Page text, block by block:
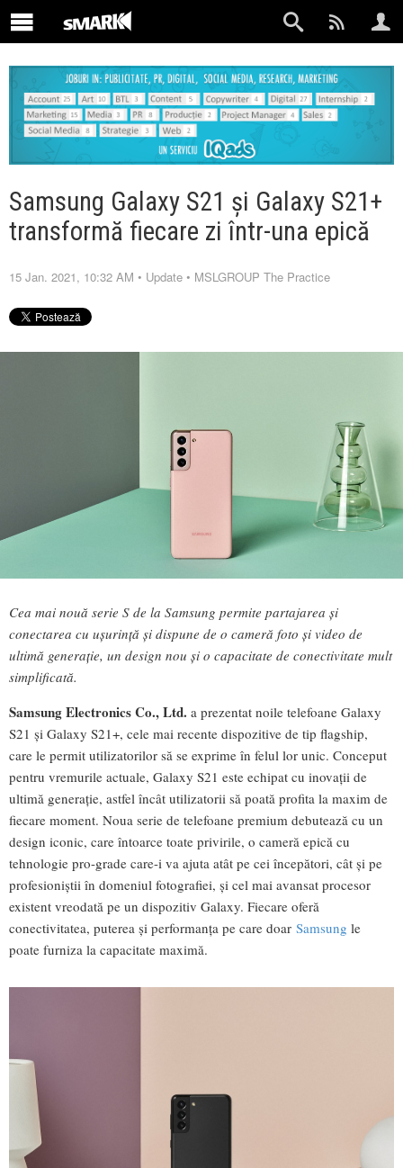
Samsung Galaxy S21 și Galaxy S21+
transformă fiecare zi într-una epică
15 Jan. 2021, 10:32 AM • Update • MSLGROUP The Practice
Cea mai nouă serie S de la Samsung permite partajarea și
conectarea cu ușurință și dispune de o cameră foto și video de
ultimă generație, un design nou și o capacitate de conectivitate mult
simplificată.
Samsung Electronics Co., Ltd. a prezentat noile telefoane Galaxy
S21 și Galaxy S21+, cele mai recente dispozitive de tip flagship,
care le permit utilizatorilor să se exprime în felul lor unic. Conceput
pentru vremurile actuale, Galaxy S21 este echipat cu inovații de
ultimă generație, astfel încât utilizatorii să poată profita la maxim de
fiecare moment. Noua serie de telefoane premium debutează cu un
design iconic, care întoarce toate privirile, o cameră epică cu
tehnologie pro-grade care-i va ajuta atât pe cei începători, cât și pe
profesioniștii în domeniul fotografiei, și cel mai avansat procesor
existent vreodată pe un dispozitiv Galaxy. Fiecare oferă
conectivitatea, puterea și performanța pe care doar Samsung le
poate furniza la capacitate maximă.